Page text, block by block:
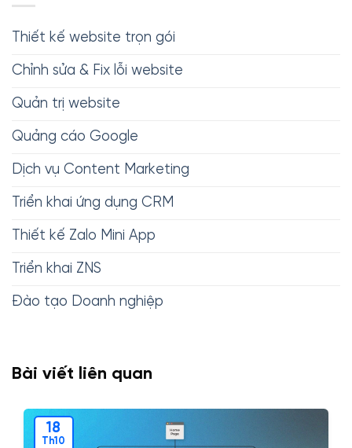
Thiết kế website trọn gói
Chỉnh sửa & Fix lỗi website
Quản trị website
Quảng cáo Google
Dịch vụ Content Marketing
Triển khai ứng dụng CRM
Thiết kế Zalo Mini App
Triển khai ZNS
Đào tạo Doanh nghiệp
Bài viết liên quan
18
Th10